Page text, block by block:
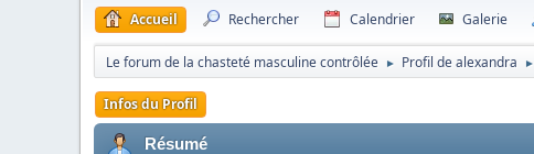
Accueil Rechercher Calendrier Galerie
Le forum de la chasteté masculine contrôlée ► Profil de alexandra ►
Infos du Profil
Résumé